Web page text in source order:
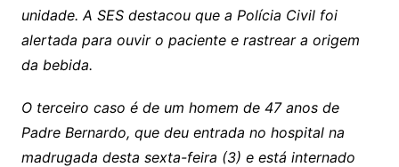
unidade. A SES destacou que a Polícia Civil foi
alertada para ouvir o paciente e rastrear a origem
da bebida.
O terceiro caso é de um homem de 47 anos de
Padre Bernardo, que deu entrada no hospital na
madrugada desta sexta-feira (3) e está internado